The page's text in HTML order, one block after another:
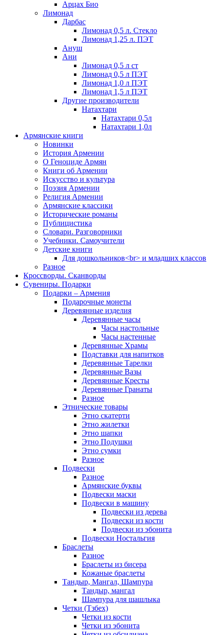
Арцах Био
Лимонад
Дарбас
Лимонад 0,5 л. Стекло
Лимонад 1,25 л. ПЭТ
Ануш
Ани
Лимонад 0,5 л ст
Лимонад 0,5 л ПЭТ
Лимонад 1,0 л ПЭТ
Лимонад 1,5 л ПЭТ
Другие производители
Натахтари
Натахтари 0,5л
Натахтари 1,0л
Армянские книги
Новинки
История Армении
О Геноциде Армян
Книги об Армении
Иcкусство и культура
Поэзия Армении
Религия Армении
Армянские классики
Исторические романы
Публицистика
Словари. Разговорники
Учебники. Самоучители
Детские книги
Для дошкольников<br> и младших классов
Разное
Кроссворды. Сканворды
Сувениры. Подарки
Подарки – Армения
Подарочные монеты
Деревянные изделия
Деревянные часы
Часы настольные
Часы настенные
Деревянные Храмы
Подставки для напитков
Деревянные Тарелки
Деревянные Вазы
Деревянные Кресты
Деревянные Гранаты
Разное
Этнические товары
Этно скатерти
Этно жилетки
Этно шапки
Этно Подушки
Этно сумки
Разное
Подвески
Разное
Армянские буквы
Подвески маски
Подвески в машину
Подвески из дерева
Подвески из кости
Подвески из эбонита
Подвески Ностальгия
Браслеты
Разное
Браслеты из бисера
Кожаные браслеты
Тандыр, Мангал, Шампура
Тандыр, мангал
Шампура для шашлыка
Четки (Тзбех)
Четки из кости
Четки из эбонита